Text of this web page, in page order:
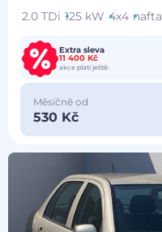
2.0 TDi 125 kW 4x4 nafta
Extra sleva
11 400 Kč
akce platí ještě:
Měsíčně od
530 Kč